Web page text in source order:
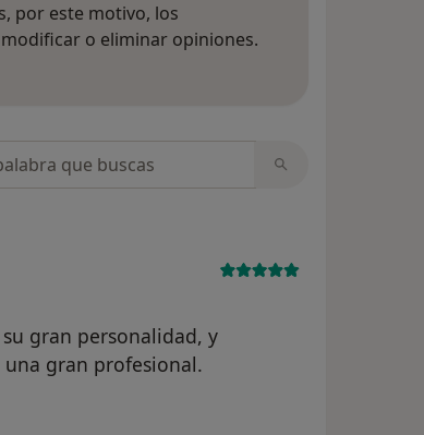
por este motivo, los
o eliminar opiniones.
gran personalidad, y
gran profesional.